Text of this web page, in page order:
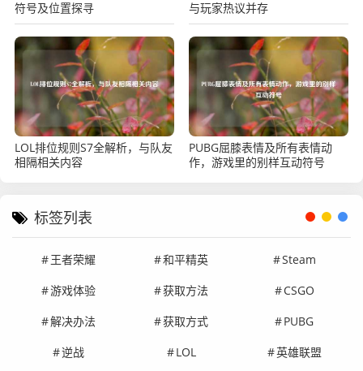
符号及位置探寻
与玩家热议并存
LOL排位规则S7全解析，与队友
相隔相关内容
PUBG屈膝表情及所有表情动
作，游戏里的别样互动符号
标签列表
王者荣耀 和平精英
Steam
游戏体验
获取方法
CSGO
解决办法
获取方式
PUBG
逆战
LOL 英雄联盟